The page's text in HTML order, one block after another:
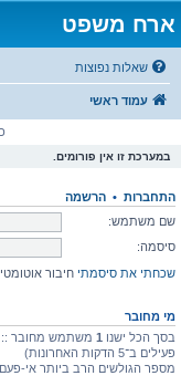
ארח משפט
שאלות נפוצות
עמוד ראשי
כעת
במערכת זו אין פורומים.
התחברות • הרשמה
שם משתמש:
סיסמה:
שכחתי את סיסמתי חיבור
מי מחובר
בסך הכל ישנו 1
פעילים ב־5 הדקות האחרונות)
מספר הגולשים הרב ביותר אי-